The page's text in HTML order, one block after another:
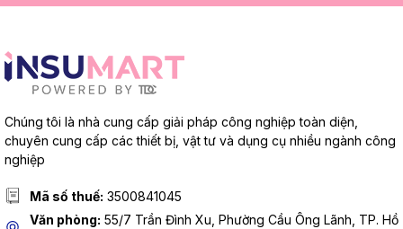
Chúng tôi là nhà cung cấp giải pháp công nghiệp toàn diện,
chuyên cung cấp các thiết bị, vật tư và dụng cụ nhiều ngành công
nghiệp
Mã số thuế: 3500841045
Văn phòng: 55/7 Trần Đình Xu, Phường Cầu Ông Lãnh, TP. Hồ